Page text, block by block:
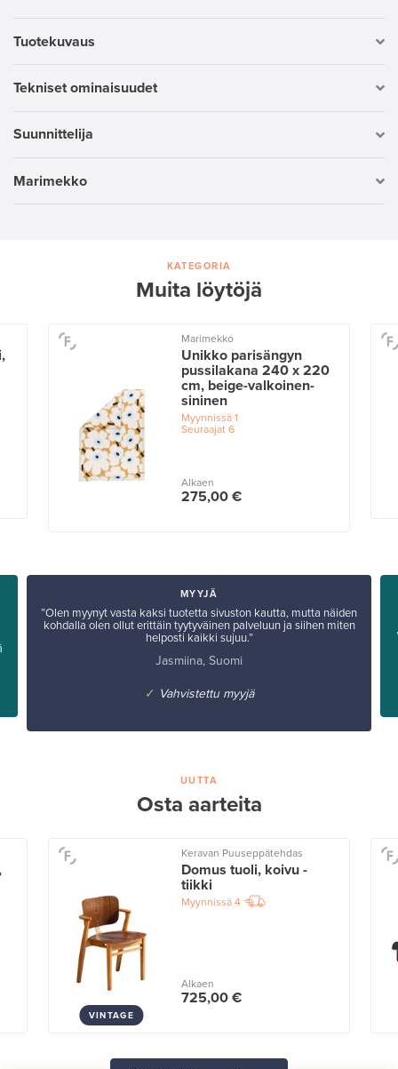
Tuotekuvaus
Tekniset ominaisuudet
Suunnittelija
Marimekko
KATEGORIA
Muita löytöjä
Marimekko
Unikko parisängyn
pussilakana 240 x 220
cm, beige-valkoinen-
sininen
Myynnissä1
Seuraajat6
Alkaen
275,00 €
MYYJÄ
”Olen myynyt vasta kaksi tuotetta sivuston kautta, mutta näiden
kohdalla olen ollut erittäin tyytyväinen palveluun ja siihen miten
helposti kaikki sujuu.”
Jasmiina, Suomi
✓ Vahvistettu myyjä
UUTTA
Osta aarteita
VINTAGE
Keravan Puuseppätehdas
Domus tuoli, koivu -
tiikki
Myynnissä4
Alkaen
725,00 €